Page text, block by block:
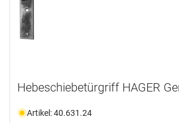
Hebeschiebetürgriff HAGER
Artikel: 40.631.24